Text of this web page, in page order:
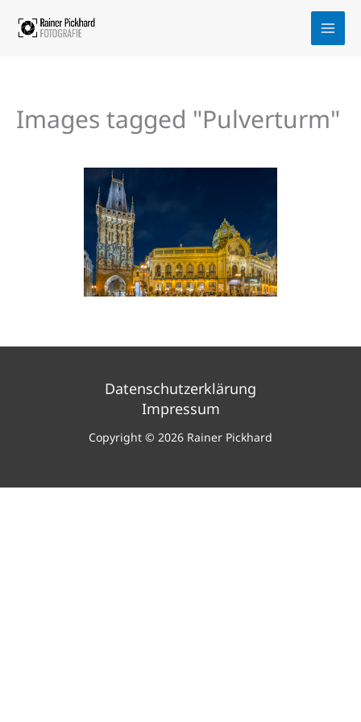
Inhalt
Images tagged "Pulverturm"
Datenschutzerklärung
Impressum
Copyright © 2026 Rainer Pickhard